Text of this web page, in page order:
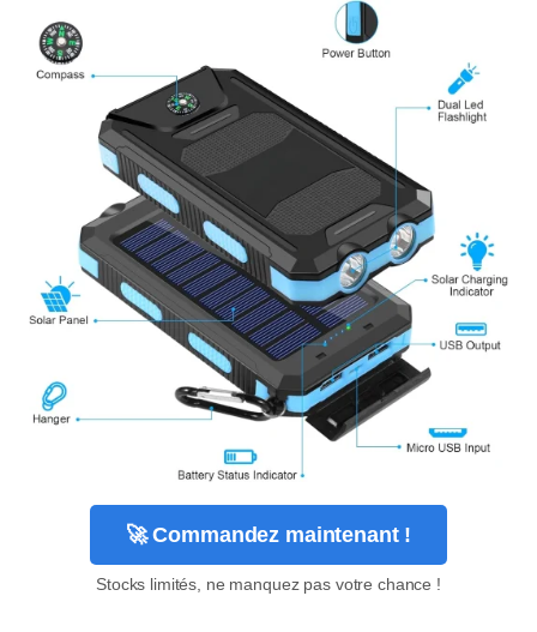
🚀 Commandez maintenant !
Stocks limités, ne manquez pas votre chance !